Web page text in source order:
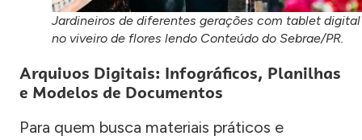
Jardineiros de diferentes gerações com tablet digital
no viveiro de flores lendo Conteúdo do Sebrae/PR.
Arquivos Digitais: Infográficos, Planilhas
e Modelos de Documentos
Para quem busca materiais práticos e